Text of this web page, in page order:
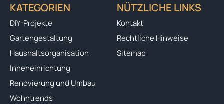
KATEGORIEN
DIY-Projekte
Gartengestaltung
Haushaltsorganisation
Inneneinrichtung
Renovierung und Umbau
Wohntrends
NÜTZLICHE LINKS
Kontakt
Rechtliche Hinweise
Sitemap